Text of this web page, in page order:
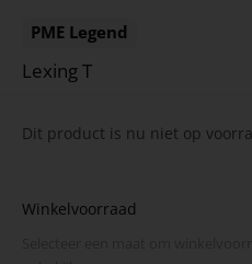
PME Legend
Lexing T
Dit product is nu niet op
Winkelvoorraad